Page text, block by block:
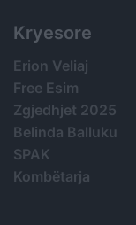
Kryesore
Erion Veliaj
Free Esim
Zgjedhjet 2025
Belinda Balluku
SPAK
Kombëtarja